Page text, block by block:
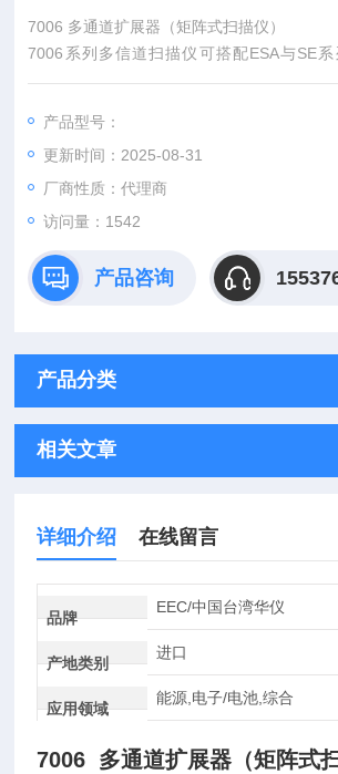
7006 多通道扩展器（矩阵式扫描仪）
7006系列多信道扫描仪可搭配ESA与SE系
能，可弹性组合成不同测试模块，亦可增加
产品型号：
更新时间：2025-08-31
厂商性质：代理商
访问量：1542
产品咨询
产品分类
相关文章
详细介绍 在线留言
品牌
EEC/中国台湾华仪
产地类别
进口
应用领域
能源,电子/电池,综合
7006 多通道扩展器（矩阵式扫